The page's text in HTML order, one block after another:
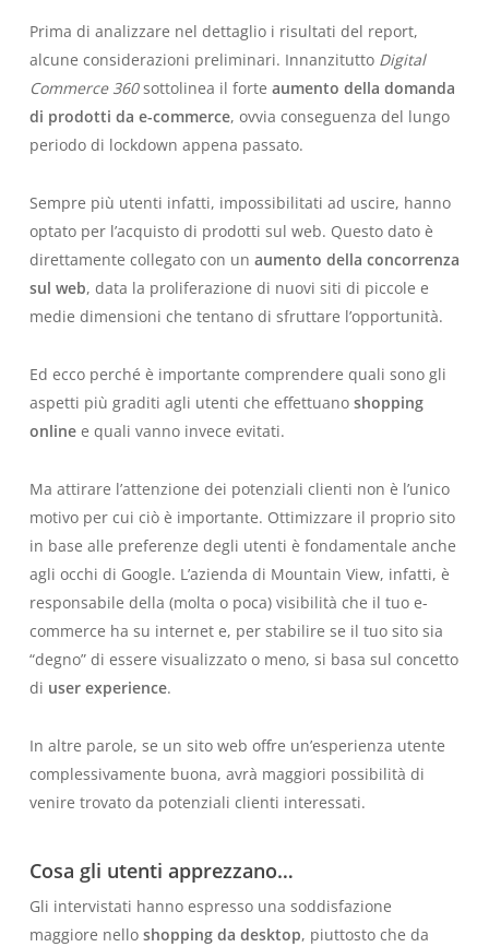
Prima di analizzare nel dettaglio i risultati del report,
alcune considerazioni preliminari. Innanzitutto Digital
Commerce 360sottolinea il forte aumento della domanda
di prodotti da e-commerce, ovvia conseguenza del lungo
periodo di lockdown appena passato.
Sempre più utenti infatti, impossibilitati ad uscire, hanno
optato per l’acquisto di prodotti sul web. Questo dato è
direttamente collegato con un aumento della concorrenza
sul web, data la proliferazione di nuovi siti di piccole e
medie dimensioni che tentano di sfruttare l’opportunità.
Ed ecco perché è importante comprendere quali sono gli
aspetti più graditi agli utenti che effettuanoshopping
onlinee quali vanno invece evitati.
Ma attirare l’attenzione dei potenziali clienti non è l’unico
motivo per cui ciò è importante. Ottimizzare il proprio sito
in base alle preferenze degli utenti è fondamentale anche
agli occhi di Google. L’azienda di Mountain View, infatti, è
responsabile della (molta o poca) visibilità che il tuo e-
commerce ha su internet e, per stabilire se il tuo sito sia
“degno” di essere visualizzato o meno, si basa sul concetto
di user experience.
In altre parole, se un sito web offre un’esperienza utente
complessivamente buona, avrà maggiori possibilità di
venire trovato da potenziali clienti interessati.
Cosa gli utenti apprezzano…
Gli intervistati hanno espresso una soddisfazione
maggiore nelloshopping da desktop, piuttosto che da